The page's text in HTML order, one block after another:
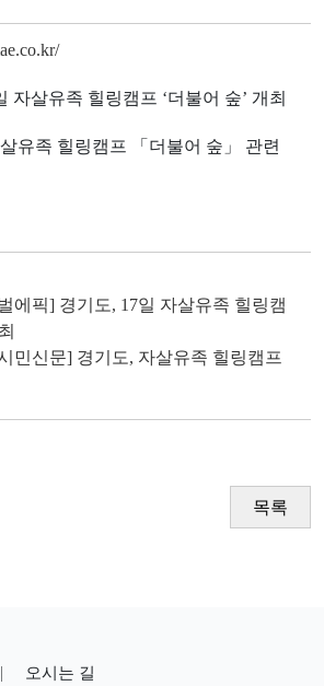
자살유족 힐링캠프 ‘더불어 숲’ 개최
유족 힐링캠프 「더불어 숲」 관련
에픽] 경기도, 17일 자살유족 힐링캠
민신문] 경기도, 자살유족 힐링캠프
목록
| 오시는 길